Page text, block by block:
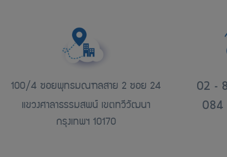
100/4 ซอยพุทธมณฑลสาย 2 ซอย 24
แขวงศาลาธรรมสพน์ เขตทวีวัฒนา
กรุงเทพฯ 10170
02 -
084